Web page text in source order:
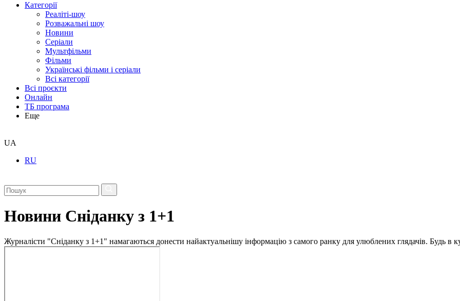
Категорії
Реаліті-шоу
Розважальні шоу
Новини
Серіали
Мультфільми
Фільми
Українські фільми і серіали
Всі категорії
Всі проєкти
Онлайн
ТБ програма
Еще
UA
RU
Новини Сніданку з 1+1
Журналісти "Сніданку з 1+1" намагаються донести найактуальнішу інформацію з самого ранку для улюблених глядачів. Будь в